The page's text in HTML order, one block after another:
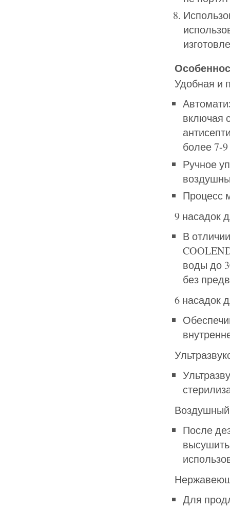
Удобная и
включая
более 7-
Ручное
Процесс
9 насадок
В
воды до
без
6 насадок
Воздушный
После
Для